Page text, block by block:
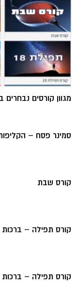
מגוון קורסים
סמינר פסח –
קורס שבת
קורס תפילה –
קורס תפילה –